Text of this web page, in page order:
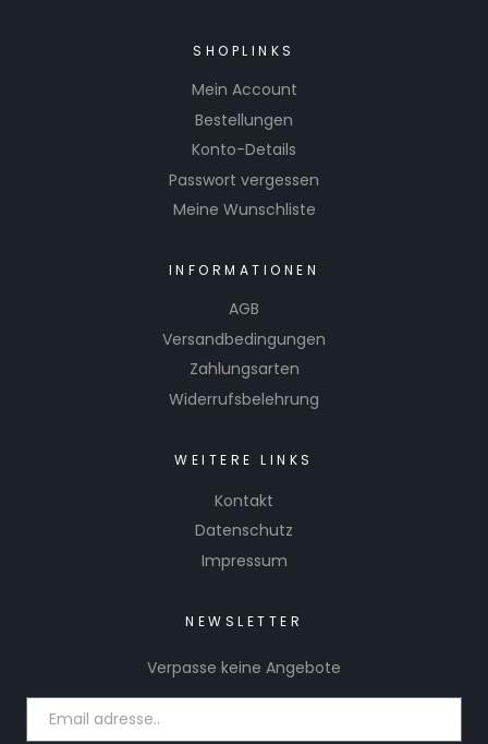
SHOPLINKS
Mein Account
Bestellungen
Konto-Details
Passwort vergessen
Meine Wunschliste
INFORMATIONEN
AGB
Versandbedingungen
Zahlungsarten
Widerrufsbelehrung
WEITERE LINKS
Kontakt
Datenschutz
Impressum
NEWSLETTER
Verpasse keine Angebote